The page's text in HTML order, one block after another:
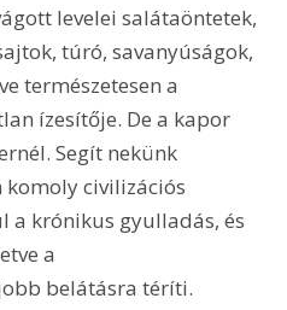
levelei salátaöntetek,
túró, savanyúságok,
természetesen a
ízesítője. De a kapor
Segít nekünk
civilizációs
krónikus gyulladás, és
a
belátásra téríti.